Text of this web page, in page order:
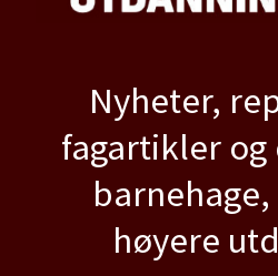
Nyheter,
fagartikler
høyere